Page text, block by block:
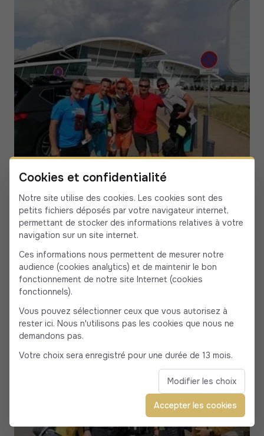
Cookies et confidentialité
Notre site utilise des cookies. Les cookies sont des
petits fichiers déposés par votre navigateur internet,
permettant de stocker des informations relatives à votre
navigation sur un site internet.
Ces informations nous permettent de mesurer notre
audience (cookies analytics) et de maintenir le bon
fonctionnement de notre site Internet (cookies
fonctionnels).
Vous pouvez sélectionner ceux que vous autorisez à
rester ici. Nous n'utilisons pas les cookies que nous ne
demandons pas.
Votre choix sera enregistré pour une durée de 13 mois.
Modifier les choix
Accepter les cookies